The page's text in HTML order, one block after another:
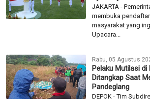
JAKARTA -
membuka
masyarakat yang
Upacara...
Rabu, 05 Agustus
Pelaku Mutilasi di
Ditangkap Saat
Pandeglang
DEPOK - Tim